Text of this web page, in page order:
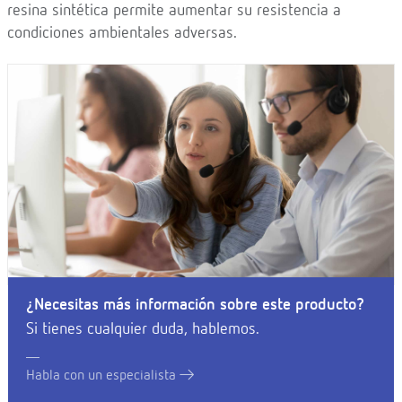
resina sintética permite aumentar su resistencia a
condiciones ambientales adversas.
¿Necesitas más información sobre este producto?
Si tienes cualquier duda, hablemos.
Habla con un especialista